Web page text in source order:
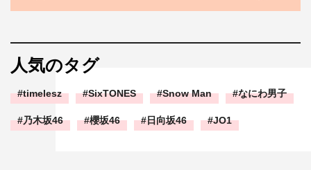
人気のタグ
timelesz SixTONES Snow Man なにわ男子
乃木坂46 櫻坂46 日向坂46 JO1